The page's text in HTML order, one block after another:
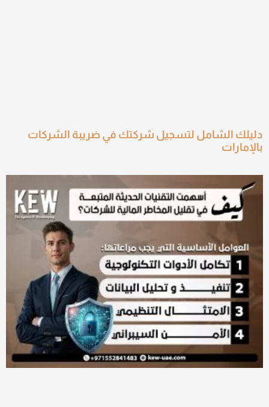
دليلك الشامل لتسجيل شركتك في ضريبة الشركات
بالإمارات